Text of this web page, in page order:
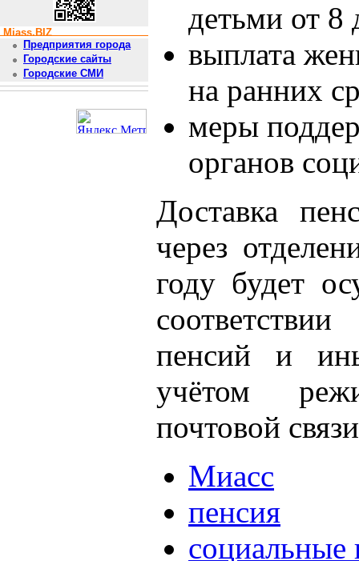
Miass.BIZ
Предприятия города
Городские сайты
Городские СМИ
детьми от 8
выплата
на ранних
меры
органов
Доставка
через
году будет
пенсий и
учётом
почтовой
Миасс
пенсия
социальные